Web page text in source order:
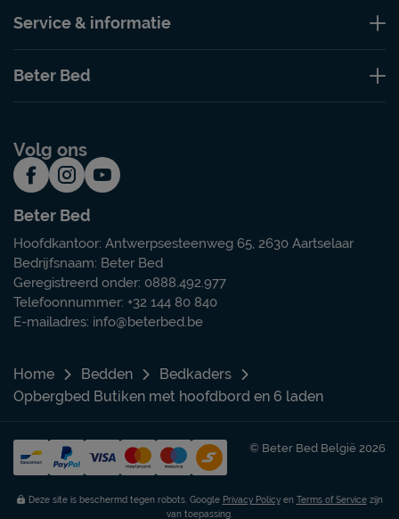
Service & informatie
Beter Bed
Volg ons
Beter Bed
Hoofdkantoor: Antwerpsesteenweg 65, 2630 Aartselaar
Bedrijfsnaam: Beter Bed
Geregistreerd onder: 0888.492.977
Telefoonnummer: +32 144 80 840
E-mailadres: info@beterbed.be
Home Bedden
Bedkaders
Opbergbed Butiken met hoofdbord en 6 laden
© Beter Bed België 2026
Deze site is beschermd tegen robots. Google Privacy Policyen Terms of Servicezijn
van toepassing.